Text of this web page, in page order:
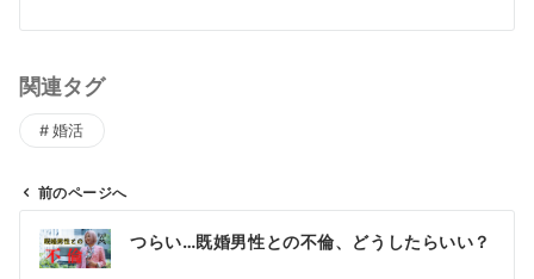
関連タグ
婚活
前のページへ
つらい…既婚男性との不倫、どうしたらいい？